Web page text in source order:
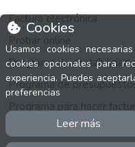
Cookies
Usamos cookies
cookies opcionales para
experiencia. Puedes
preferencias
Leer más
Factura electrónica
Programa de contabilidad
Programa de